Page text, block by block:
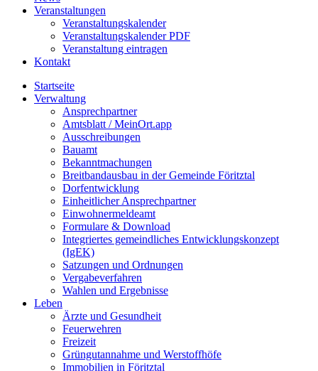
Veranstaltungen
Veranstaltungskalender
Veranstaltungskalender PDF
Veranstaltung eintragen
Kontakt
Startseite
Verwaltung
Ansprechpartner
Amtsblatt / MeinOrt.app
Ausschreibungen
Bauamt
Bekanntmachungen
Breitbandausbau in der Gemeinde Föritztal
Dorfentwicklung
Einheitlicher Ansprechpartner
Einwohnermeldeamt
Formulare & Download
Integriertes gemeindliches Entwicklungskonzept
(IgEK)
Satzungen und Ordnungen
Vergabeverfahren
Wahlen und Ergebnisse
Leben
Ärzte und Gesundheit
Feuerwehren
Freizeit
Grüngutannahme und Werstoffhöfe
Immobilien in Föritztal